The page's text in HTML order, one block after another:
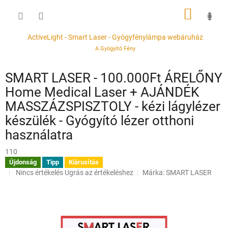
tartalomhozActiveLight - Smart Laser - Gyógyfénylámpa webáruház
A Gyógyító Fény
KOSÁR
SMART LASER - 100.000Ft ÁRELŐNY
Home Medical Laser + AJÁNDÉK
MASSZÁZSPISZTOLY - kézi lágylézer
készülék - Gyógyító lézer otthoni
használatra
110
Újdonság Tipp Kiárusítás
A
Nincs értékelés Ugrás az értékeléshez Márka:SMART LASER